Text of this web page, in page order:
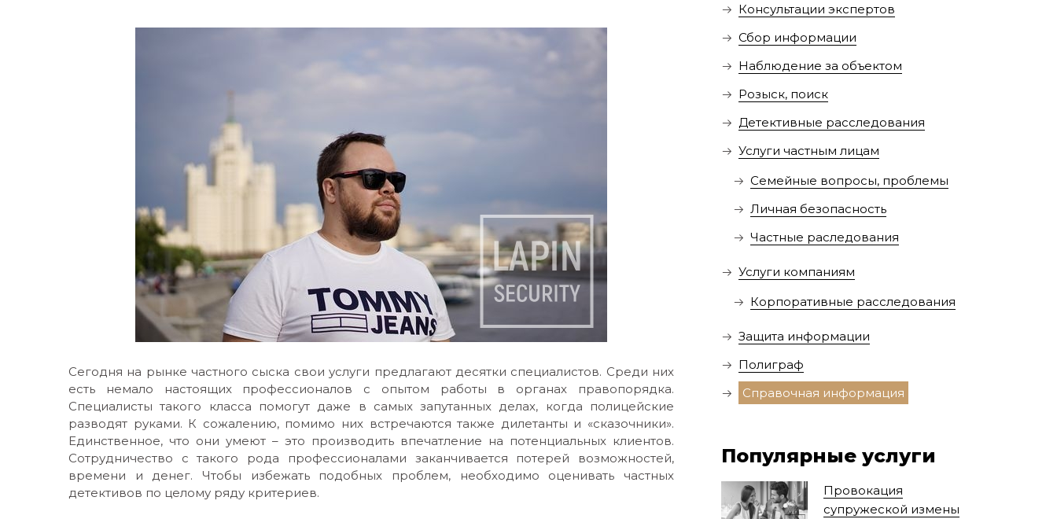
Сегодня на рынке частного сыска свои услуги предлагают десятки специалистов. Среди них
есть немало настоящих профессионалов с опытом работы в органах правопорядка.
Специалисты такого класса помогут даже в самых запутанных делах, когда полицейские
разводят руками. К сожалению, помимо них встречаются также дилетанты и «сказочники».
Единственное, что они умеют – это производить впечатление на потенциальных клиентов.
Сотрудничество с такого рода профессионалами заканчивается потерей возможностей,
времени и денег. Чтобы избежать подобных проблем, необходимо оценивать частных
детективов по целому ряду критериев.
Консультации экспертов
Сбор информации
Наблюдение за объектом
Розыск, поиск
Детективные расследования
Услуги частным лицам
Семейные вопросы, проблемы
Личная безопасность
Частные раследования
Услуги компаниям
Корпоративные расследования
Защита информации
Полиграф
Справочная информация
Популярные услуги
Провокация
супружеской измены